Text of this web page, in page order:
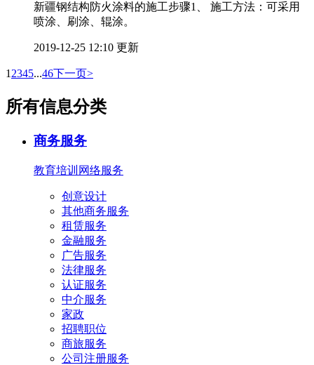
新疆钢结构防火涂料的施工步骤 ​1、 施工方法：可采用
喷涂、刷涂、辊涂。
2019-12-25 12:10 更新
1 2345...46下一页>
所有信息分类
商务服务
教育培训 网络服务
创意设计
其他商务服务
租赁服务
金融服务
广告服务
法律服务
认证服务
中介服务
家政
招聘职位
商旅服务
公司注册服务